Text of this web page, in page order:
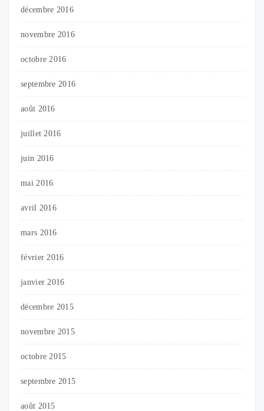
décembre 2016
novembre 2016
octobre 2016
septembre 2016
août 2016
juillet 2016
juin 2016
mai 2016
avril 2016
mars 2016
février 2016
janvier 2016
décembre 2015
novembre 2015
octobre 2015
septembre 2015
août 2015